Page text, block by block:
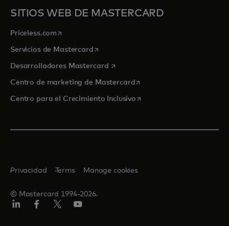
SITIOS WEB DE MASTERCARD
Priceless.com se abre en una pestaña nueva
Servicios de Mastercardse abre en una pestaña nueva
Desarrolladores Mastercard se abre en una pestaña nueva
Centro de marketing de Mastercardse abre en una pestaña
Centro para el Crecimiento Inclusivose abre en una pestaña
© Mastercard 1994-2026.
Privacidad Terms Manage cookies